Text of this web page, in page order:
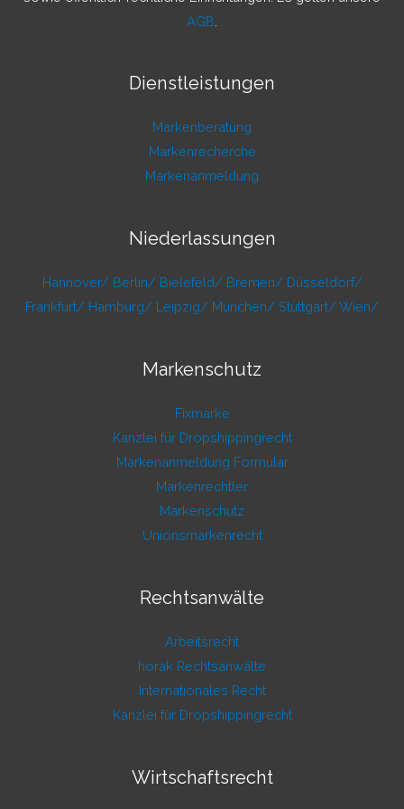
AGB
Dienstleistungen
Markenberatung
Markenrecherche
Markenanmeldung
Niederlassungen
Hannover/ Berlin/ Bielefeld/ Bremen/ Düsseldorf/
Frankfurt/ Hamburg/ Leipzig/ München/ Stuttgart/ Wien/
Markenschutz
Fixmarke
Kanzlei für Dropshippingrecht
Markenanmeldung Formular
Markenrechtler
Markenschutz
Unionsmarkenrecht
Rechtsanwälte
Arbeitsrecht
horak Rechtsanwälte
Internationales Recht
Kanzlei für Dropshippingrecht
Wirtschaftsrecht